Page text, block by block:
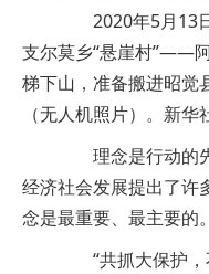
2020年5月13日
支尔莫乡“悬崖村”——
梯下山，准备搬进昭觉
（无人机照片）。新
理念是行动的先
经济社会发展提出了许
念是最重要、最主要的。
“共抓大保护，